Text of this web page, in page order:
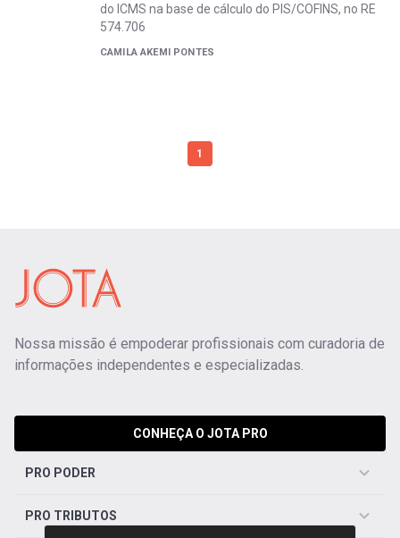
do ICMS na base de cálculo do PIS/COFINS, no RE
574.706
CAMILA AKEMI PONTES
1
Nossa missão é empoderar profissionais com curadoria de
informações independentes e especializadas.
CONHEÇA O JOTA PRO
PRO PODER
PRO TRIBUTOS